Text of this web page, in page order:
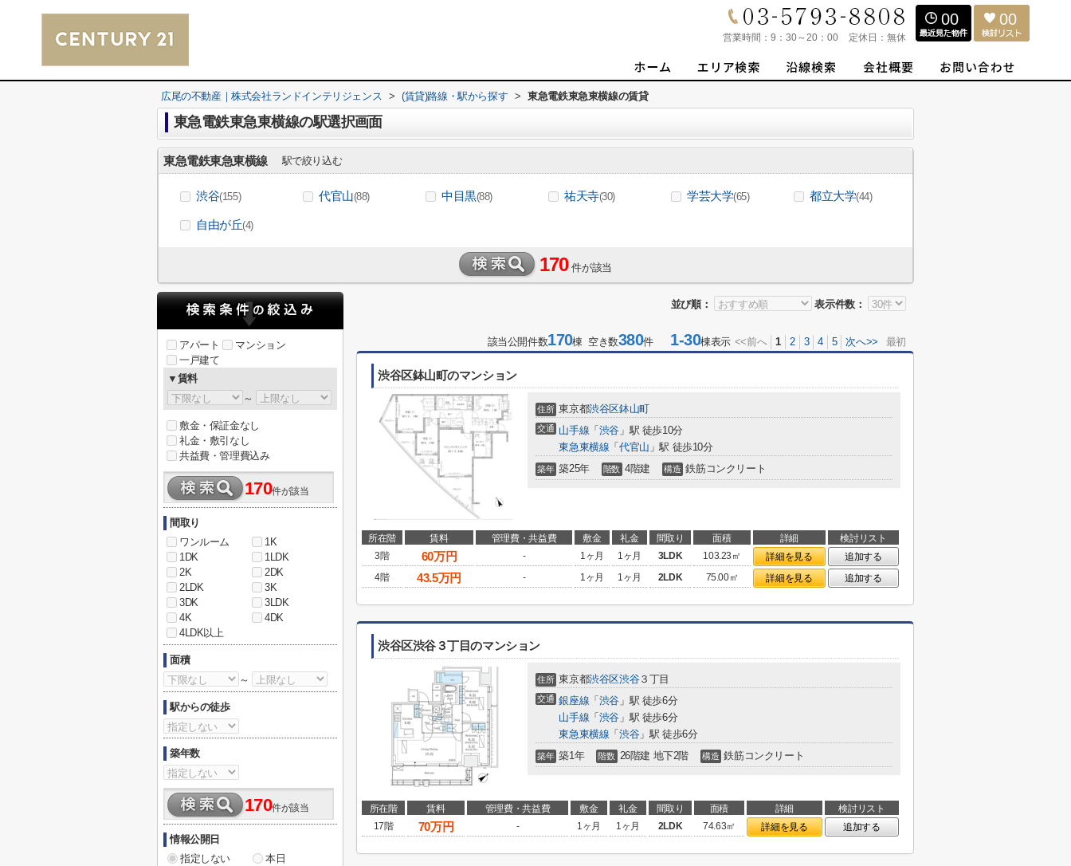
営業時間： 9：30～20：00 定休日： 無休
00 00
広尾の不動産｜株式会社ランドインテリジェンス > (賃貸)路線・駅から探す > 東急電鉄東急東横線の賃貸
東急電鉄東急東横線の駅選択画面
東急電鉄東急東横線 駅で絞り込む
渋谷(155) 代官山(88) 中目黒(88) 祐天寺(30) 学芸大学(65) 都立大学(44)
自由が丘(4)
170 件が該当
並び順： 表示件数：
該当公開件数170棟 空き数380件1-30棟表示 <<前へ 1 2 3 4 5 次へ>> 最初
渋谷区鉢山町のマンション
住所 東京都渋谷区鉢山町
交通 山手線 「 渋谷 」駅 徒歩10分
東急東横線 「 代官山 」駅 徒歩10分
築年 築25年 階数 4階建 構造 鉄筋コンクリート
所在階 賃料 管理費・共益費 敷金 礼金 間取り 面積 詳細
検討リスト
3階
60万円 - 1ヶ月 1ヶ月 3LDK 103.23㎡ 詳細を見る
追加する
4階
43.5万円 - 1ヶ月 1ヶ月 2LDK 75.00㎡ 詳細を見る 追加する
渋谷区渋谷３丁目のマンション
住所 東京都渋谷区渋谷３丁目
交通 銀座線 「 渋谷 」駅 徒歩6分
山手線 「 渋谷 」駅 徒歩6分
東急東横線 「 渋谷」駅 徒歩6分
築年 築1年 階数 26階建 地下2階 構造 鉄筋コンクリート
所在階 賃料 管理費・共益費 敷金 礼金 間取り 面積 詳細
検討リスト
17階
70万円 - 1ヶ月 1ヶ月 2LDK 74.63㎡ 詳細を見る 追加する
アパート
マンション
一戸建て
▼賃料
～
敷金・保証金なし
礼金・敷引なし
共益費・管理費込み
170件が該当
間取り
ワンルーム
1K
1DK
1LDK
2K
2DK
2LDK
3K
3DK
3LDK
4K
4DK
4LDK以上
面積
～
駅からの徒歩
築年数
170件が該当
情報公開日
指定しない
本日